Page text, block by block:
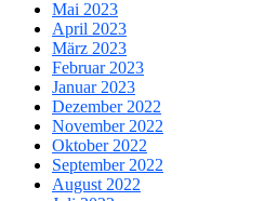
Mai 2023
April 2023
März 2023
Februar 2023
Januar 2023
Dezember 2022
November 2022
Oktober 2022
September 2022
August 2022